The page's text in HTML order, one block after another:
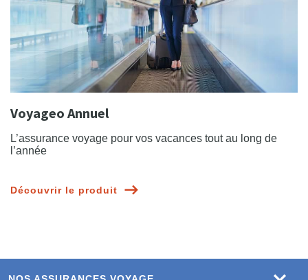
Voyageo Annuel
L’assurance voyage pour vos vacances tout au long de
l’année
Découvrir le produit